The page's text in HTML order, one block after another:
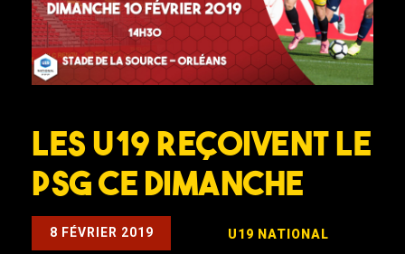
Les U19 reçoivent le
PSG ce dimanche
8 FÉVRIER 2019 U19 NATIONAL